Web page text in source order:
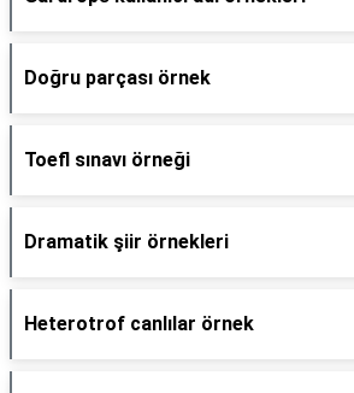
Doğru parçası örnek
Toefl sınavı örneği
Dramatik şiir örnekleri
Heterotrof canlılar örnek